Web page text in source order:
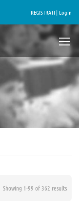
REGISTRATI | Login
Showing 1-99 of 362 results